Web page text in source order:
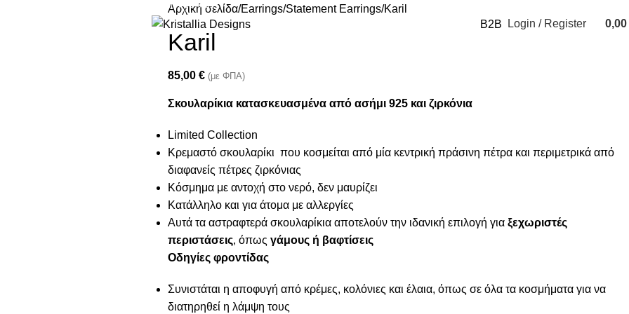
Join our newsletter and enjoy 10% Off
B2B Login / Register 0,00
Αρχική σελίδα Earrings Statement Earrings Karil
Karil
85,00 € (με ΦΠΑ)
Σκουλαρίκια κατασκευασμένα από ασήμι 925 και ζιρκόνια
Limited Collection
Κρεμαστό σκουλαρίκι που κοσμείται από μία κεντρική πράσινη πέτρα και περιμετρικά από
διαφανείς πέτρες ζιρκόνιας
Κόσμημα με αντοχή στο νερό, δεν μαυρίζει
Κατάλληλο και για άτομα με αλλεργίες
Αυτά τα αστραφτερά σκουλαρίκια αποτελούν την ιδανική επιλογή για ξεχωριστές
περιστάσεις, όπως γάμους ή βαφτίσεις
Οδηγίες φροντίδας
Συνιστάται η αποφυγή από κρέμες, κολόνιες και έλαια, όπως σε όλα τα κοσμήματα για να
διατηρηθεί η λάμψη τους